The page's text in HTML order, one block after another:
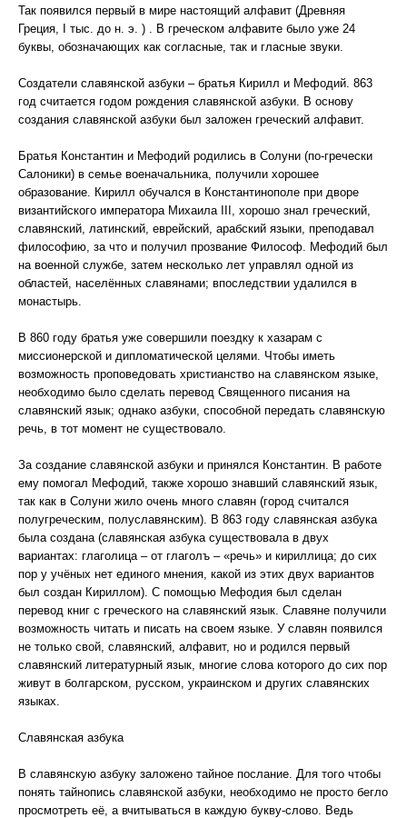
Так появился первый в мире настоящий алфавит (Древняя
Греция, I тыс. до н. э. ) . В греческом алфавите было уже 24
буквы, обозначающих как согласные, так и гласные звуки.
Создатели славянской азбуки – братья Кирилл и Мефодий. 863
год считается годом рождения славянской азбуки. В основу
создания славянской азбуки был заложен греческий алфавит.
Братья Константин и Мефодий родились в Солуни (по-гречески
Салоники) в семье военачальника, получили хорошее
образование. Кирилл обучался в Константинополе при дворе
византийского императора Михаила III, хорошо знал греческий,
славянский, латинский, еврейский, арабский языки, преподавал
философию, за что и получил прозвание Философ. Мефодий был
на военной службе, затем несколько лет управлял одной из
областей, населённых славянами; впоследствии удалился в
монастырь.
В 860 году братья уже совершили поездку к хазарам с
миссионерской и дипломатической целями. Чтобы иметь
возможность проповедовать христианство на славянском языке,
необходимо было сделать перевод Священного писания на
славянский язык; однако азбуки, способной передать славянскую
речь, в тот момент не существовало.
За создание славянской азбуки и принялся Константин. В работе
ему помогал Мефодий, также хорошо знавший славянский язык,
так как в Солуни жило очень много славян (город считался
полугреческим, полуславянским). В 863 году славянская азбука
была создана (славянская азбука существовала в двух
вариантах: глаголица – от глаголъ – «речь» и кириллица; до сих
пор у учёных нет единого мнения, какой из этих двух вариантов
был создан Кириллом). С помощью Мефодия был сделан
перевод книг с греческого на славянский язык. Славяне получили
возможность читать и писать на своем языке. У славян появился
не только свой, славянский, алфавит, но и родился первый
славянский литературный язык, многие слова которого до сих пор
живут в болгарском, русском, украинском и других славянских
языках.
Славянская азбука
В славянскую азбуку заложено тайное послание. Для того чтобы
понять тайнопись славянской азбуки, необходимо не просто бегло
просмотреть её, а вчитываться в каждую букву-слово. Ведь